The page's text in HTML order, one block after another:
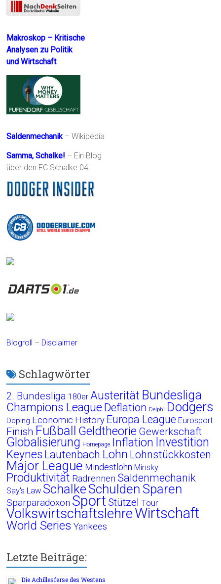
Makroskop – Kritische
Analysen zu Politik
und Wirtschaft
Saldenmechanik– Wikipedia
Samma, Schalke! – Ein Blog
über den FC Schalke 04
Blogroll – Disclaimer
Schlagwörter
2. Bundesliga 180er Austerität Bundesliga
Champions League Deflation Delphi Dodgers
Doping Economic History Europa League Eurosport
Finish Fußball Geldtheorie Gewerkschaft
Globalisierung Homepage Inflation Investition
Keynes Lautenbach Lohn Lohnstückkosten
Major League Mindestlohn Minsky
Produktivität Radrennen Saldenmechanik
Say's Law Schalke Schulden Sparen
Sparparadoxon Sport Stützel Tour
VolkswirtschaftslehreWirtschaft
World Series Yankees
Letzte Beiträge:
Die Achillesferse des Westens